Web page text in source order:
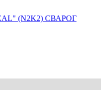
(N2K2) СВАРОГ